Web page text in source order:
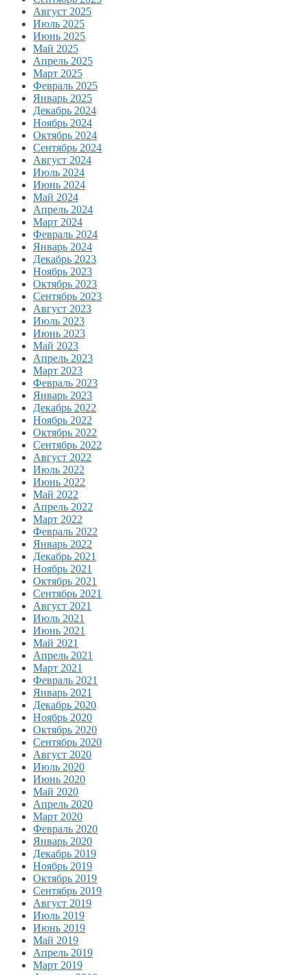
Август 2025
Июль 2025
Июнь 2025
Май 2025
Апрель 2025
Март 2025
Февраль 2025
Январь 2025
Декабрь 2024
Ноябрь 2024
Октябрь 2024
Сентябрь 2024
Август 2024
Июль 2024
Июнь 2024
Май 2024
Апрель 2024
Март 2024
Февраль 2024
Январь 2024
Декабрь 2023
Ноябрь 2023
Октябрь 2023
Сентябрь 2023
Август 2023
Июль 2023
Июнь 2023
Май 2023
Апрель 2023
Март 2023
Февраль 2023
Январь 2023
Декабрь 2022
Ноябрь 2022
Октябрь 2022
Сентябрь 2022
Август 2022
Июль 2022
Июнь 2022
Май 2022
Апрель 2022
Март 2022
Февраль 2022
Январь 2022
Декабрь 2021
Ноябрь 2021
Октябрь 2021
Сентябрь 2021
Август 2021
Июль 2021
Июнь 2021
Май 2021
Апрель 2021
Март 2021
Февраль 2021
Январь 2021
Декабрь 2020
Ноябрь 2020
Октябрь 2020
Сентябрь 2020
Август 2020
Июль 2020
Июнь 2020
Май 2020
Апрель 2020
Март 2020
Февраль 2020
Январь 2020
Декабрь 2019
Ноябрь 2019
Октябрь 2019
Сентябрь 2019
Август 2019
Июль 2019
Июнь 2019
Май 2019
Апрель 2019
Март 2019